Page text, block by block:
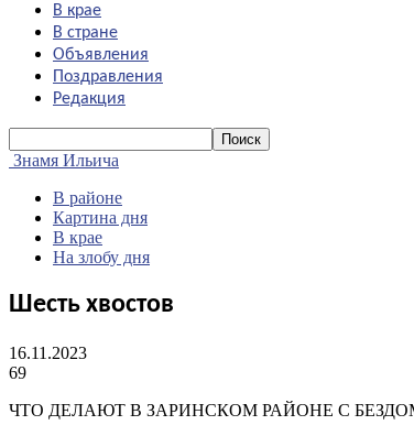
В крае
В стране
Объявления
Поздравления
Редакция
Знамя Ильича
В районе
Картина дня
В крае
На злобу дня
Шесть хвостов
16.11.2023
69
ЧТО ДЕЛАЮТ В ЗАРИНСКОМ РАЙОНЕ С